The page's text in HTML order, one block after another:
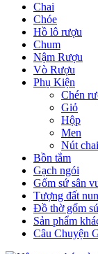
Chai
Chóe
Hồ lô rượu
Chum
Nậm Rượu
Vò Rượu
Phụ Kiện
Chén
Giỏ
Hộp
Men
Nút chai
Bồn tắm
Gạch ngói
Gốm sứ sân
Tượng đất
Đồ thờ gốm
Sản phẩm
Câu Chuyện